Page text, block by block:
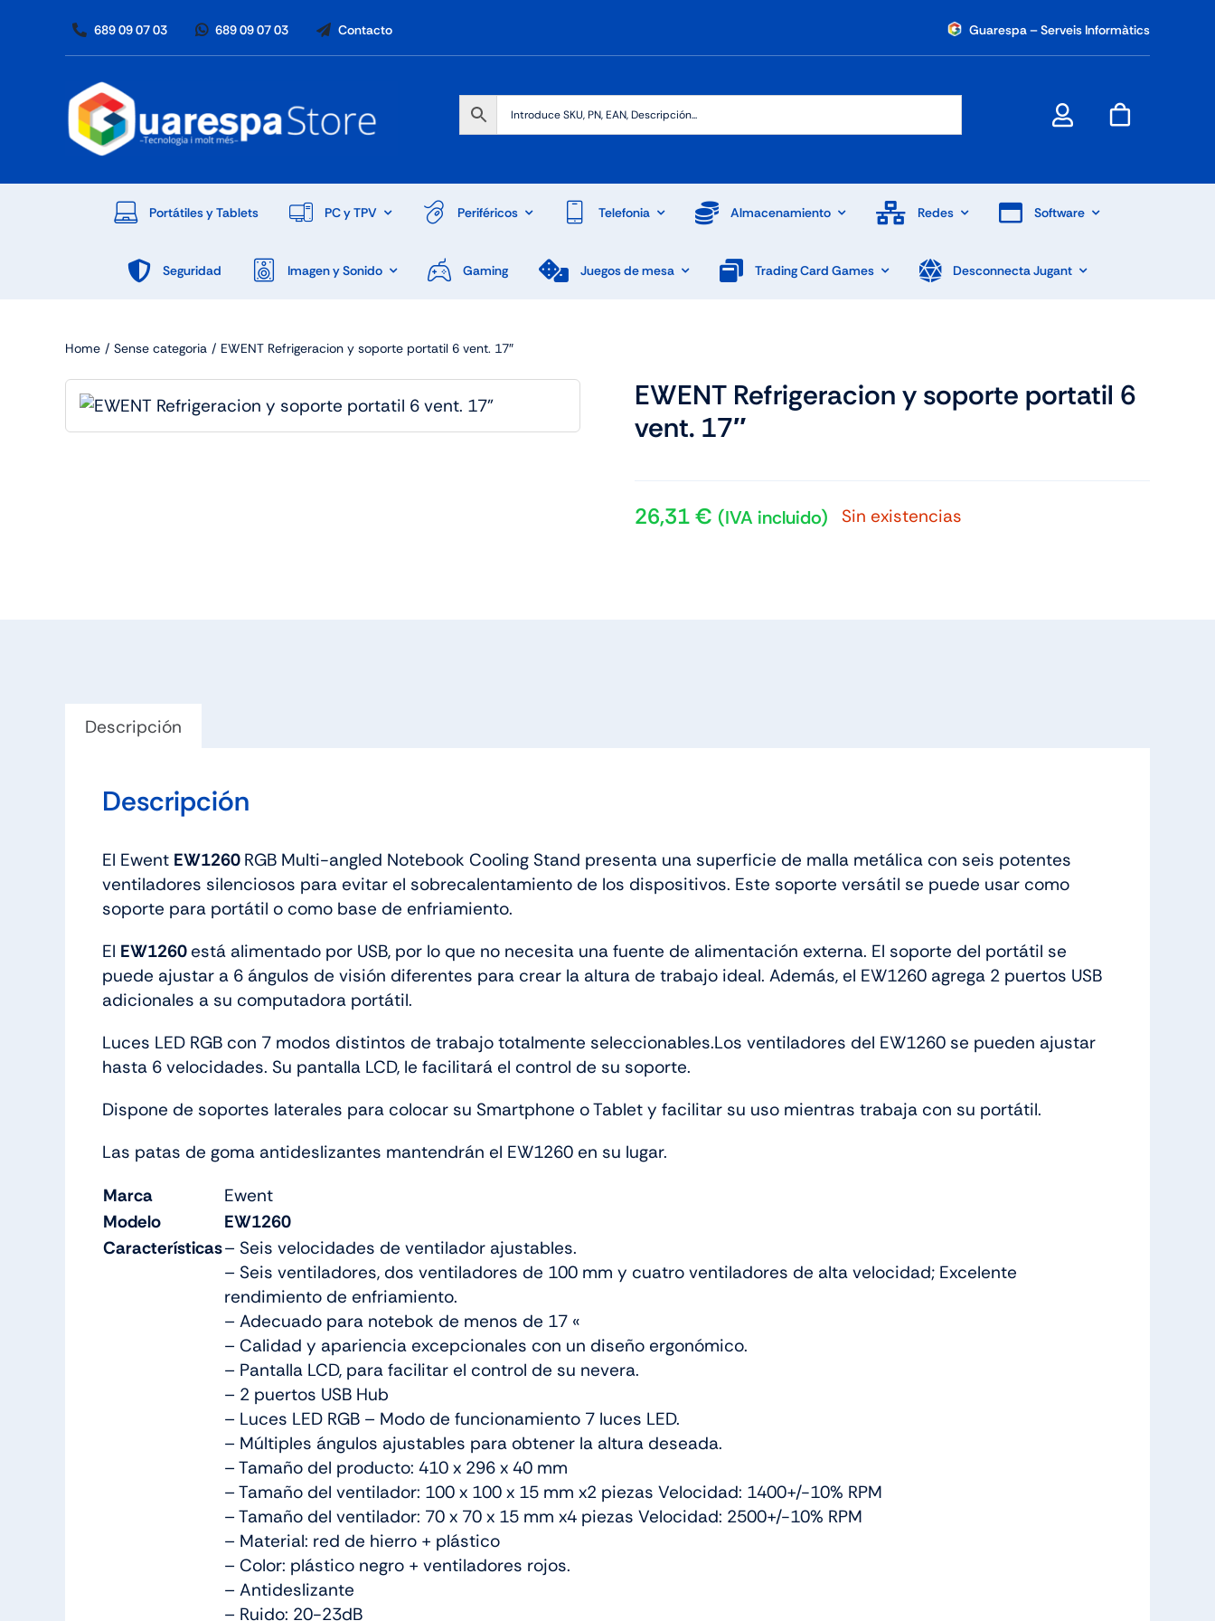
689 09 07 03 689 09 07 03 Contacto Guarespa – Serveis Informàtics
Portátiles y Tablets PC y TPV Periféricos Telefonia Almacenamiento Redes Software
Seguridad Imagen y Sonido Gaming Juegos de mesa Trading Card Games Desconnecta Jugant
Home Sense categoria EWENT Refrigeracion y soporte portatil 6 vent. 17″
EWENT Refrigeracion y soporte portatil 6
vent. 17″
26,31€ (IVA incluido) Sin existencias
Descripción
Descripción
El Ewent EW1260 RGB Multi-angled Notebook Cooling Stand presenta una superficie de malla metálica con seis potentes
ventiladores silenciosos para evitar el sobrecalentamiento de los dispositivos. Este soporte versátil se puede usar como
soporte para portátil o como base de enfriamiento.
El EW1260 está alimentado por USB, por lo que no necesita una fuente de alimentación externa. El soporte del portátil se
puede ajustar a 6 ángulos de visión diferentes para crear la altura de trabajo ideal. Además, el EW1260 agrega 2 puertos USB
adicionales a su computadora portátil.
Luces LED RGB con 7 modos distintos de trabajo totalmente seleccionables.Los ventiladores del EW1260 se pueden ajustar
hasta 6 velocidades. Su pantalla LCD, le facilitará el control de su soporte.
Dispone de soportes laterales para colocar su Smartphone o Tablet y facilitar su uso mientras trabaja con su portátil.
Las patas de goma antideslizantes mantendrán el EW1260 en su lugar.
Marca
Ewent
Modelo
EW1260
Características– Seis velocidades de ventilador ajustables.
– Seis ventiladores, dos ventiladores de 100 mm y cuatro ventiladores de alta velocidad; Excelente
rendimiento de enfriamiento.
– Adecuado para notebok de menos de 17 «
– Calidad y apariencia excepcionales con un diseño ergonómico.
– Pantalla LCD, para facilitar el control de su nevera.
– 2 puertos USB Hub
– Luces LED RGB – Modo de funcionamiento 7 luces LED.
– Múltiples ángulos ajustables para obtener la altura deseada.
– Tamaño del producto: 410 x 296 x 40 mm
– Tamaño del ventilador: 100 x 100 x 15 mm x2 piezas Velocidad: 1400+/-10% RPM
– Tamaño del ventilador: 70 x 70 x 15 mm x4 piezas Velocidad: 2500+/-10% RPM
– Material: red de hierro + plástico
– Color: plástico negro + ventiladores rojos.
– Antideslizante
– Ruido: 20-23dB